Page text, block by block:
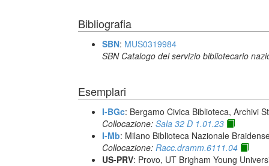
Bibliografia
SBN: MUS0319984
SBN Catalogo del servizio bibliotecario
Esemplari
I-BGc: Bergamo Civica Biblioteca, Archivi
Collocazione: Sala 32 D 1.01.23
I-Mb: Milano Biblioteca Nazionale
Collocazione: Racc.dramm.6111.04
US-PRV: Provo, UT Brigham Young